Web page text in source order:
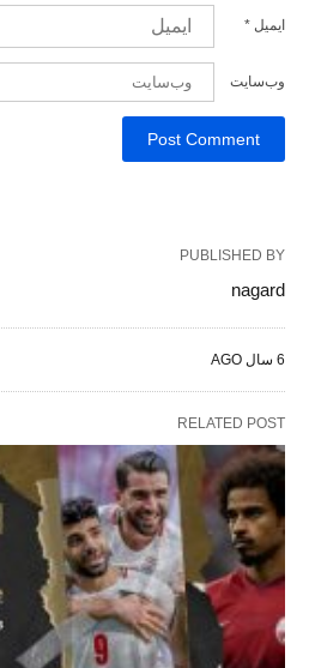
ایمیل *
وب‌سایت
PUBLISHED BY
nagard
6 سال AGO
RELATED POST